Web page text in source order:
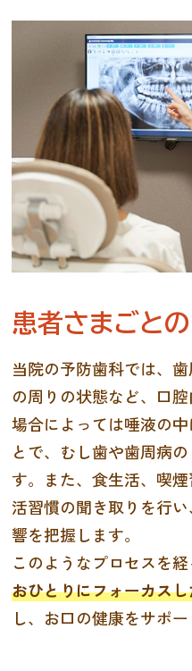
患者さまごと
当院の予防歯科では、
の周りの状態など、口腔
場合によっては唾液の
とで、むし歯や歯周病
す。また、食生活、喫
活習慣の聞き取りを行
響を把握します。
このようなプロセスを経
おひとりにフォーカス
し、お口の健康をサポー